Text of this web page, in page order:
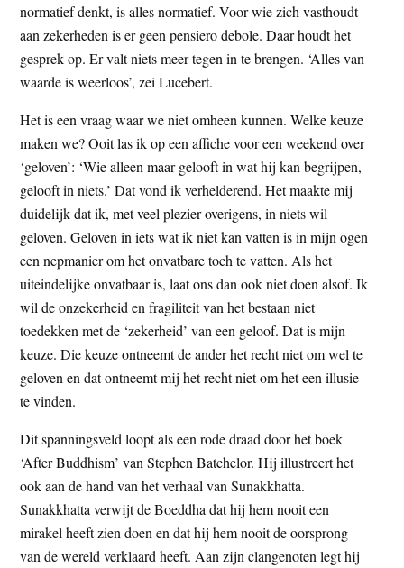
normatief denkt, is alles normatief. Voor wie zich vasthoudt
aan zekerheden is er geen pensiero debole. Daar houdt het
gesprek op. Er valt niets meer tegen in te brengen. ‘Alles van
waarde is weerloos’, zei Lucebert.
Het is een vraag waar we niet omheen kunnen. Welke keuze
maken we? Ooit las ik op een affiche voor een weekend over
‘geloven’: ‘Wie alleen maar gelooft in wat hij kan begrijpen,
gelooft in niets.’ Dat vond ik verhelderend. Het maakte mij
duidelijk dat ik, met veel plezier overigens, in niets wil
geloven. Geloven in iets wat ik niet kan vatten is in mijn ogen
een nepmanier om het onvatbare toch te vatten. Als het
uiteindelijke onvatbaar is, laat ons dan ook niet doen alsof. Ik
wil de onzekerheid en fragiliteit van het bestaan niet
toedekken met de ‘zekerheid’ van een geloof. Dat is mijn
keuze. Die keuze ontneemt de ander het recht niet om wel te
geloven en dat ontneemt mij het recht niet om het een illusie
te vinden.
Dit spanningsveld loopt als een rode draad door het boek
‘After Buddhism’ van Stephen Batchelor. Hij illustreert het
ook aan de hand van het verhaal van Sunakkhatta.
Sunakkhatta verwijt de Boeddha dat hij hem nooit een
mirakel heeft zien doen en dat hij hem nooit de oorsprong
van de wereld verklaard heeft. Aan zijn clangenoten legt hij